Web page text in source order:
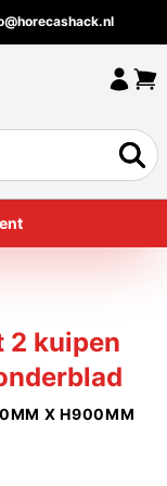
2 kuipen
X H900MM